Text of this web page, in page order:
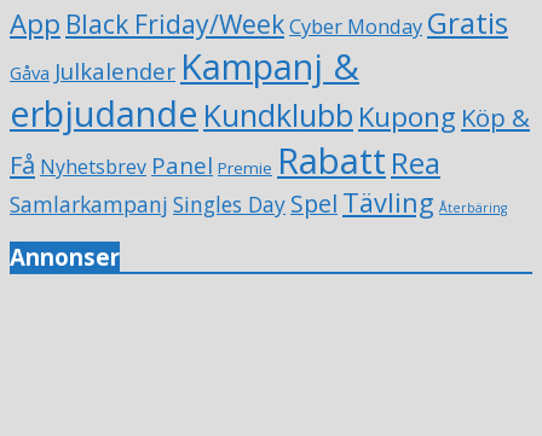
App Black Friday/WeekCyber Monday Gratis
Gåva Julkalender Kampanj &
erbjudande Kundklubb Kupong Köp &
Få Nyhetsbrev Panel Premie Rabatt Rea
Samlarkampanj Singles Day Spel Tävling Återbäring
Annonser